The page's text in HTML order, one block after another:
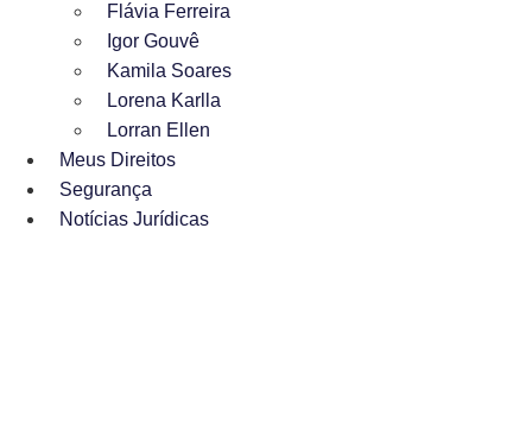
Flávia Ferreira
Igor Gouvê
Kamila Soares
Lorena Karlla
Lorran Ellen
Meus Direitos
Segurança
Notícias Jurídicas